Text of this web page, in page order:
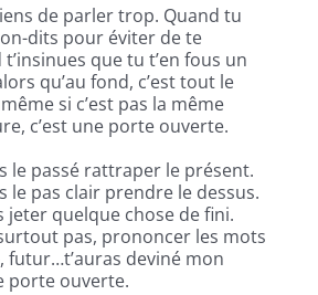
de parler trop. Quand tu
dits pour éviter de te
que tu t’en fous un
qu’au fond, c’est tout le
si c’est pas la même
c’est une porte ouverte.
le passé rattraper le présent.
le pas clair prendre le dessus.
jeter quelque chose de fini.
pas, prononcer les mots
futur…t’auras deviné mon
porte ouverte.